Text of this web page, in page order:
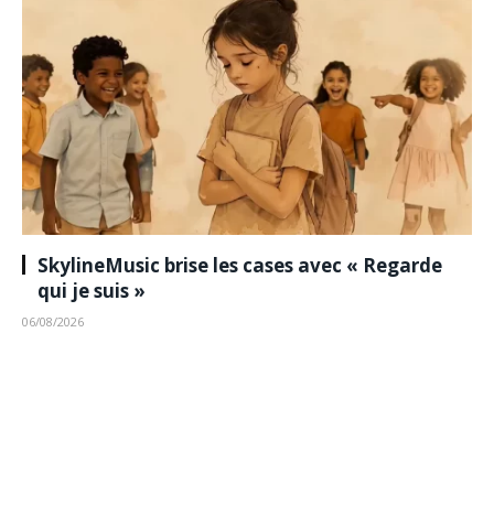
SkylineMusic brise les cases avec « Regarde
qui je suis »
06/08/2026